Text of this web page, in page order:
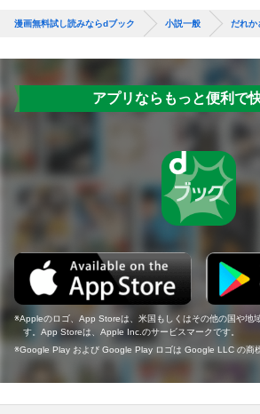
漫画無料試し読みならdブック 小説一般 だれか
アプリならもっと便利で
Appleのロゴ、App Storeは、米国もしくはその他の国や地
す。App Storeは、Apple Inc.のサービスマークです。
Google Play および Google Play ロゴは Google LLC の商